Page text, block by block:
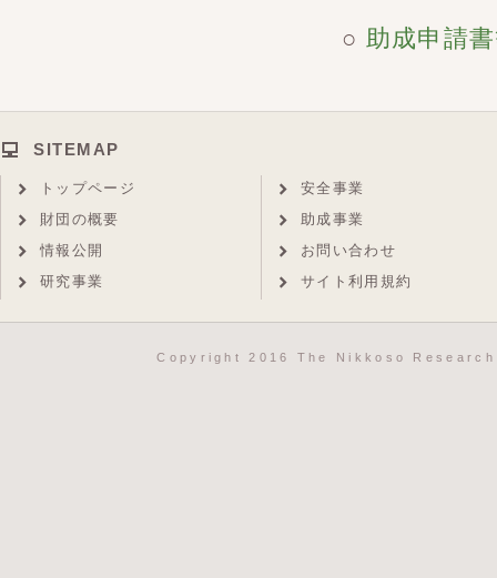
○ 助成申請
SITEMAP
トップページ
財団の概要
情報公開
研究事業
安全事業
助成事業
お問い合わせ
サイト利用規約
Copyright 2016 The Nikkoso